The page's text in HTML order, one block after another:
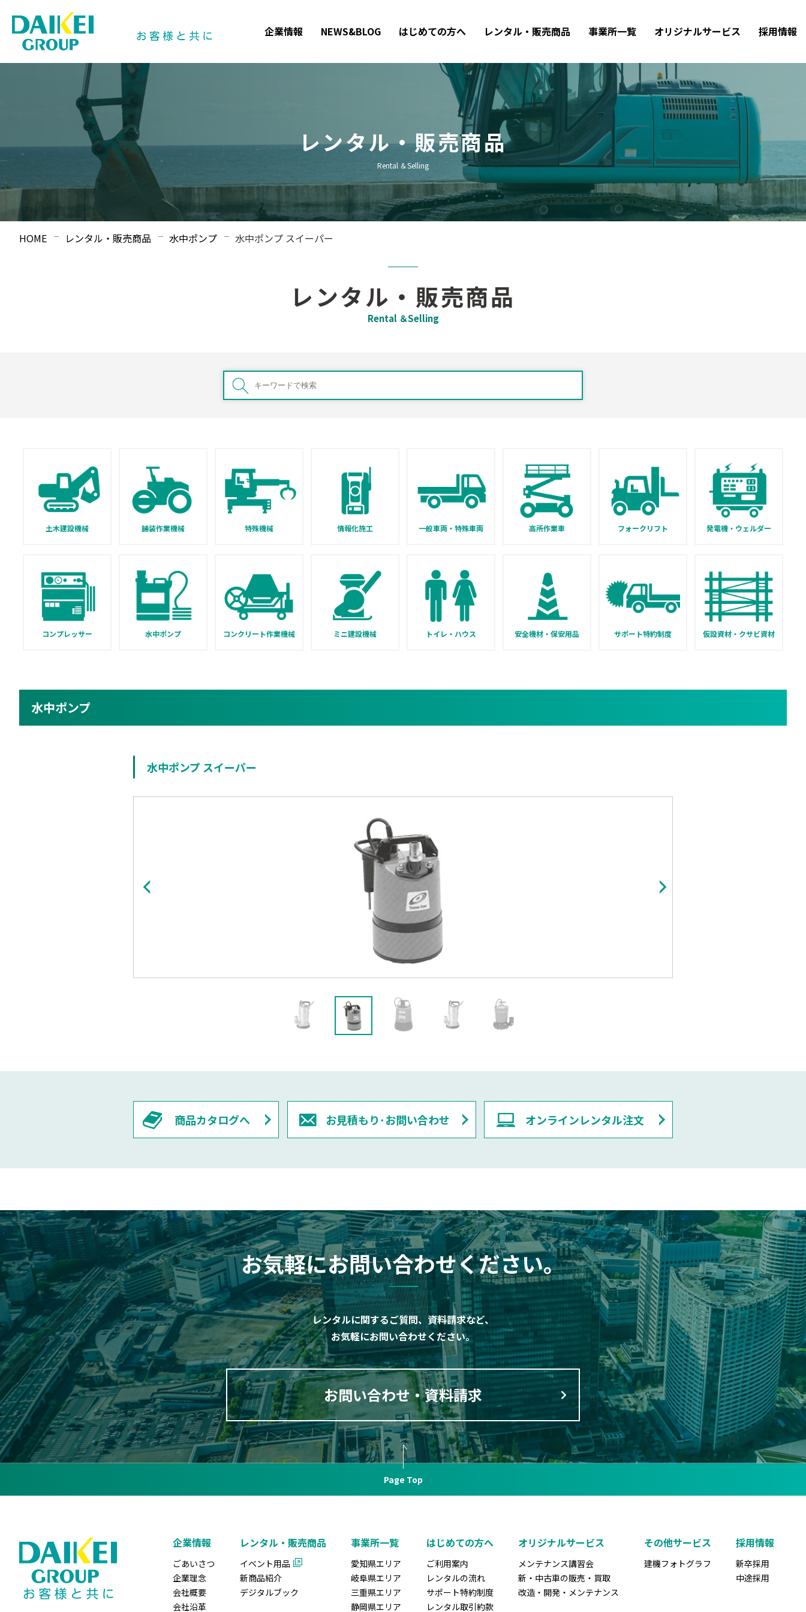
企業情報 NEWS&BLOG はじめての方へ レンタル・販売商品 事業所一覧 オリジナルサービス 採用情報
レンタル・販売商品
Rental ＆Selling
HOME レンタル・販売商品 水中ポンプ 水中ポンプ スイーパー
レンタル・販売商品
Rental ＆Selling
土木建設機械 舗装作業機械 特殊機械 情報化施工 一般車両・特殊車両 高所作業車 フォークリフト 発電機・ウェルダー
コンプレッサー 水中ポンプ コンクリート作業機械 ミニ建設機械 トイレ・ハウス 安全機材・保安用品 サポート特約制度 仮設資材・クサビ資材
水中ポンプ
水中ポンプ スイーパー
商品カタログへ お見積もり･お問い合わせ オンラインレンタル注文
お気軽にお問い合わせください。
レンタルに関するご質問、資料請求など、
お気軽にお問い合わせください。
お問い合わせ・資料請求
Page Top
企業情報
ごあいさつ
企業理念
会社概要
会社沿革
レンタル・販売商品
イベント用品
新商品紹介
デジタルブック
事業所一覧
愛知県エリア
岐阜県エリア
三重県エリア
静岡県エリア
はじめての方へ
ご利用案内
レンタルの流れ
サポート特約制度
レンタル取引約款
オリジナルサービス
メンテナンス講習会
新・中古車の販売・買取
改造・開発・メンテナンス
その他サービス
建機フォトグラフ
採用情報
新卒採用
中途採用